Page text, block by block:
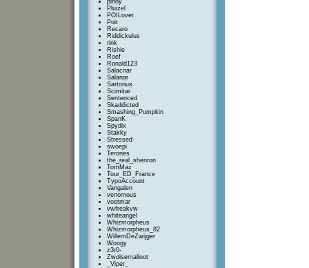
pinoy
Pluizel
POILover
Poit
Recaro
Riddickulus
rink
Rishie
Roef
Ronald123
Salacnar
Salanar
Sartorius
Scimitar
Sentenced
Skaddicted
Smashing_Pumpkin
SpanK
Spydix
Stakky
Stressed
swoepi
Terones
the_real_shenron
TomMaz
Tour_ED_France
TypoAccount
Vangalen
venomous
voetmar
vwfreakvw
whiteangel
Whizmorpheus
Whizmorpheus_82
WillemDeZwijger
Woogy
z3r0-
Zwolsemalloot
_Viper_